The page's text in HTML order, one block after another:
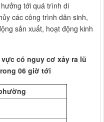
tới quá trình di
các công trình dân sinh,
sản xuất, hoạt động kinh
có nguy cơ xảy ra lũ
06 giờ tới